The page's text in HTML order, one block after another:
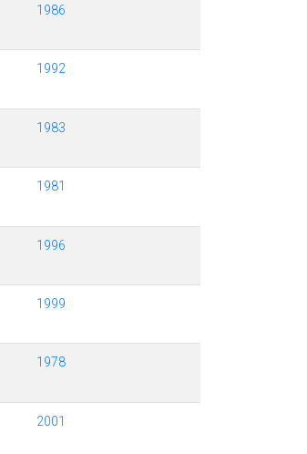
1986
1992
1983
1981
1996
1999
1978
2001